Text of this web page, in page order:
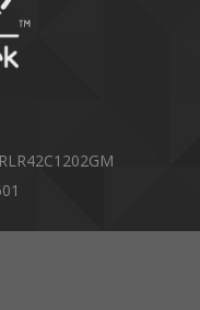
RLR42C1202GM